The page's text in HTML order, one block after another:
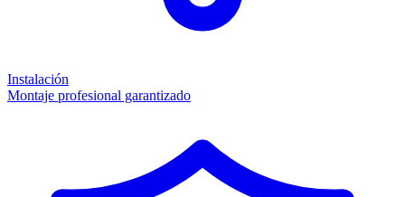
Instalación
Montaje profesional garantizado